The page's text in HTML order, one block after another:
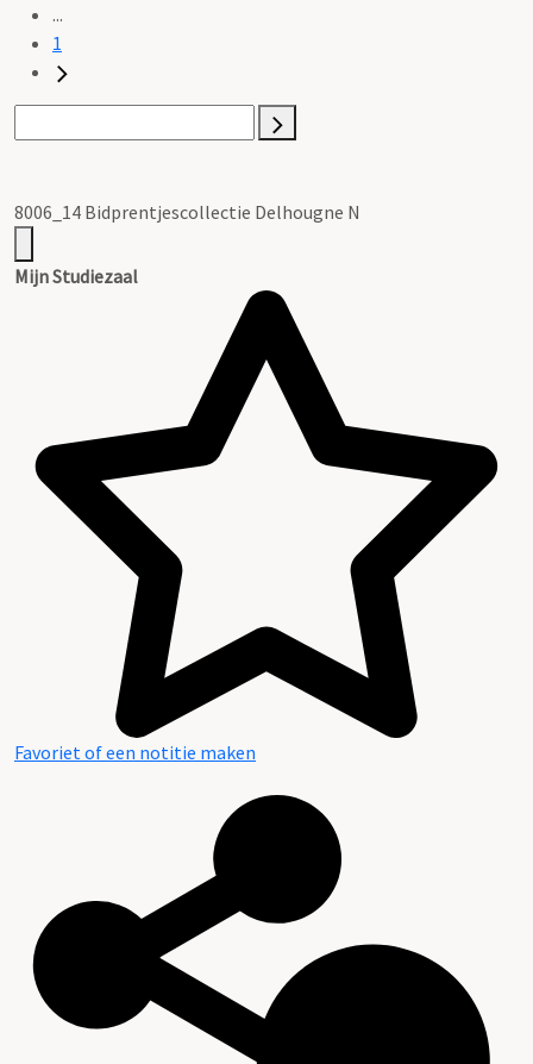
...
1
8006_14 Bidprentjescollectie Delhougne N
Mijn Studiezaal
Favoriet of een notitie maken